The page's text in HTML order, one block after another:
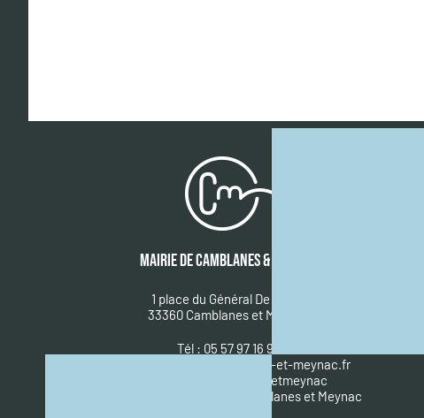
MAIRIE DE CAMBLANES & MEYNAC
1 place du Général De Gaulle
33360 Camblanes et Meynac
Tél : 05 57 97 16 90
mairie@camblanes-et-meynac.fr
@camblanesetmeynac
ppli mobile : IntraMuros Camblanes et Meynac